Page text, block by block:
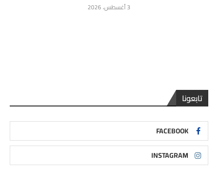
3 أغسطس، 2026
تابعونا
FACEBOOK
INSTAGRAM